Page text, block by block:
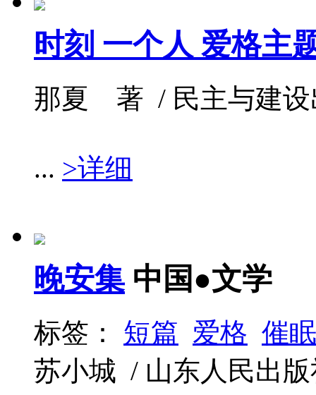
时刻 一个人 爱格主
那夏 著 / 民主与建
... >详细
晚安集 中国●文学
标签： 短篇 爱格 催眠
苏小城 / 山东人民出